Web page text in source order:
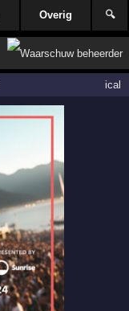
Overig 🔍
ical